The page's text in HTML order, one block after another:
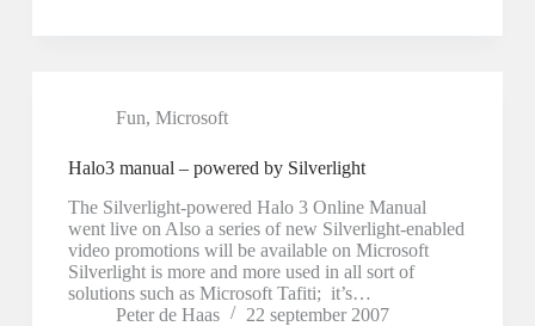
Fun, Microsoft
Halo3 manual – powered by Silverlight
The Silverlight-powered Halo 3 Online Manual
went live on Also a series of new Silverlight-enabled
video promotions will be available on Microsoft
Silverlight is more and more used in all sort of
solutions such as Microsoft Tafiti; it’s…
Peter de Haas
22 september 2007